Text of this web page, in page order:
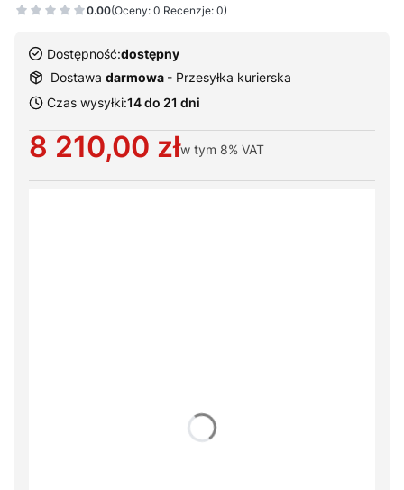
0.00(Oceny: 0 Recenzje: 0)
Dostępność:dostępny
Dostawa darmowa - Przesyłka kurierska
Czas wysyłki:14 do 21 dni
Cena
8 210,00 złw tym 8% VAT
Torba PRO na aparat i osprzęt